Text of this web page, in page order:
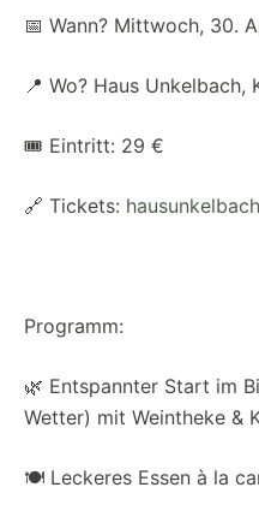
📅 Wann? Mittwoch, 30.
📍 Wo? Haus Unkelbach,
🎟 Eintritt: 29 €
🔗 Tickets:
Programm:
🌿 Entspannter Start im
Wetter) mit Weintheke &
🍽 Leckeres Essen à la